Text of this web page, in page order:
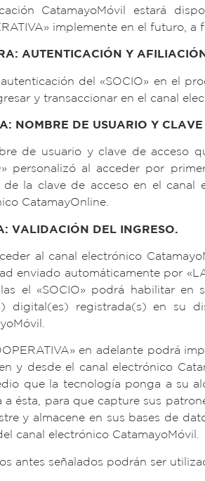
CatamayoMóvil estará
implemente en el futuro, a
AUTENTICACIÓN Y
del «SOCIO» en el
y transaccionar en el canal
NOMBRE DE USUARIO Y
de usuario y clave de acceso
personalizó al acceder por
de la clave de acceso en el canal
CatamayOnline.
VALIDACIÓN DEL INGRESO.
al canal electrónico
enviado automáticamente por
el «SOCIO» podrá habilitar en
digital(es) registrada(s) en su
en adelante podrá
y desde el canal electrónico
que la tecnología ponga a su
a ésta, para que capture sus
y almacene en sus bases de
canal electrónico CatamayoMóvil.
antes señalados podrán ser